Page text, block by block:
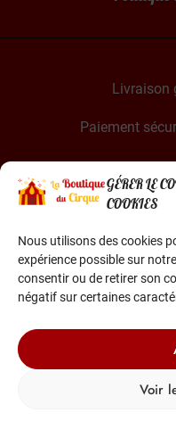
GÉRER LE
COOKIES
Nous utilisons des cookies
expérience possible sur
consentir ou de retirer son
négatif sur certaines
Voir
Livraison
Paiement
La Boutique du
Basée